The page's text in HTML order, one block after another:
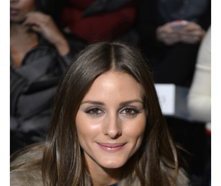
チークは自然な血色感のあるベージュピンクで統一し、落ち
着いた印象にしているのがポイントです。
おしゃれすぎる!!オリヴィア・パレルモの髪型9選♪
＜ロングスタイル編＞